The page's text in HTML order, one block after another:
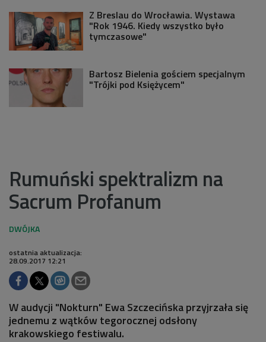
Z Breslau do Wrocławia. Wystawa
"Rok 1946. Kiedy wszystko było
tymczasowe"
Bartosz Bielenia gościem specjalnym
"Trójki pod Księżycem"
Rumuński spektralizm na
Sacrum Profanum
ostatnia aktualizacja:
28.09.2017 12:21
W audycji "Nokturn" Ewa Szczecińska przyjrzała się
jednemu z wątków tegorocznej odsłony
krakowskiego festiwalu.